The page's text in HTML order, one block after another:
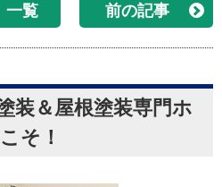
一覧 前の記事
装＆屋根塗装専門ホ
そ！